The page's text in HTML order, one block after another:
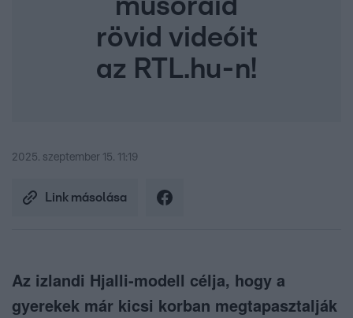
műsoraid
rövid videóit
az RTL.hu-n!
2025. szeptember 15. 11:19
Link másolása
Az izlandi Hjalli-modell célja, hogy a
gyerekek már kicsi korban megtapasztalják